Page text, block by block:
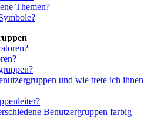
Themen?
und wie trete ich ihnen
Benutzergruppen farbig